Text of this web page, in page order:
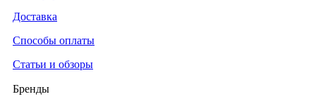
7′336.40₽
Tork двойной диспенсер для
туалетной бумаги в мини-рулонах
Доставка
Способы оплаты
Статьи и обзоры
Бренды